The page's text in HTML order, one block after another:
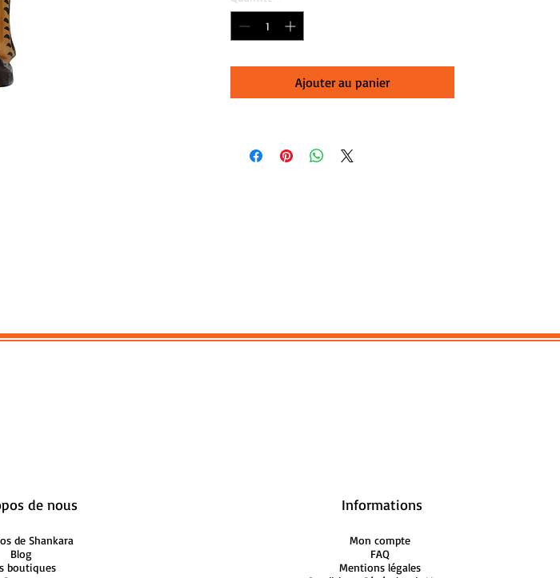
bois peint
H:15 cm, Lg:9 cm, L:13
Ajouter au panier
de nous
de Shankara
Blog
boutiques
Informations
Mon compte
FAQ
Mentions légales